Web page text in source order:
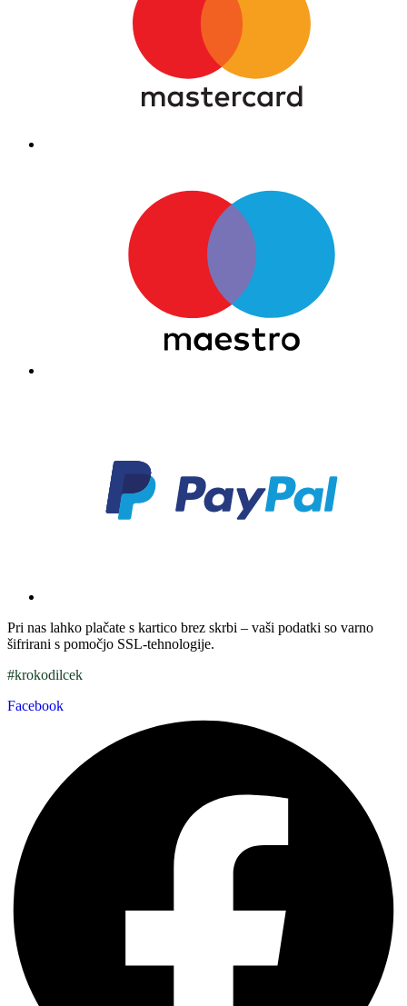
Pri nas lahko plačate s kartico brez skrbi – vaši podatki so varno
šifrirani s pomočjo SSL-tehnologije.
#krokodilcek
Facebook